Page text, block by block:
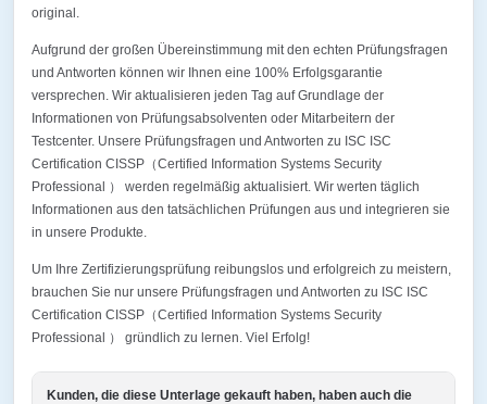
original.
Aufgrund der großen Übereinstimmung mit den echten Prüfungsfragen
und Antworten können wir Ihnen eine 100% Erfolgsgarantie
versprechen. Wir aktualisieren jeden Tag auf Grundlage der
Informationen von Prüfungsabsolventen oder Mitarbeitern der
Testcenter. Unsere Prüfungsfragen und Antworten zu ISC ISC
Certification CISSP（Certified Information Systems Security
Professional ） werden regelmäßig aktualisiert. Wir werten täglich
Informationen aus den tatsächlichen Prüfungen aus und integrieren sie
in unsere Produkte.
Um Ihre Zertifizierungsprüfung reibungslos und erfolgreich zu meistern,
brauchen Sie nur unsere Prüfungsfragen und Antworten zu ISC ISC
Certification CISSP（Certified Information Systems Security
Professional ） gründlich zu lernen. Viel Erfolg!
Kunden, die diese Unterlage gekauft haben, haben auch die